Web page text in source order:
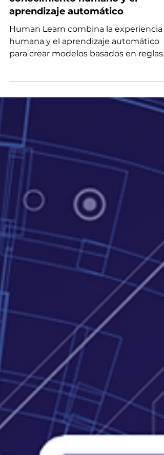
Human-Learn: Uniendo el
conocimiento humano y el
aprendizaje automático
Human Learn combina la experiencia
humana y el aprendizaje automático
fácilmente interpretables.